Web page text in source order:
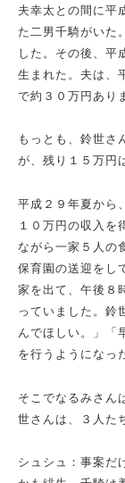
夫幸太との間に平
た二男千騎がいた
した。その後、平
生まれた。夫は、
で約３０万円あり
もっとも、鈴世さ
が、残り１５万円
平成２９年夏から
１０万円の収入を
ながら一家５人の
保育園の送迎をし
家を出て、午後８
っていました。鈴
んでほしい。」「
を行うようになっ
そこでなるみさん
世さんは、３人た
シュシュ：事案だ